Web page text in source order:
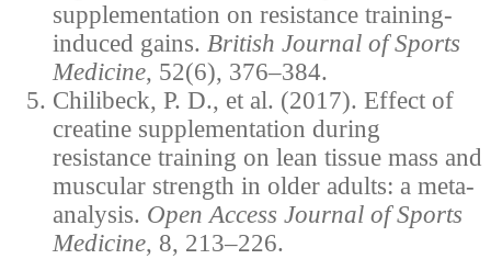
supplementation on resistance training-
induced gains. British Journal of Sports
Medicine, 52(6), 376–384.
Chilibeck, P. D., et al. (2017). Effect of
creatine supplementation during
resistance training on lean tissue mass and
muscular strength in older adults: a meta-
analysis. Open Access Journal of Sports
Medicine, 8, 213–226.